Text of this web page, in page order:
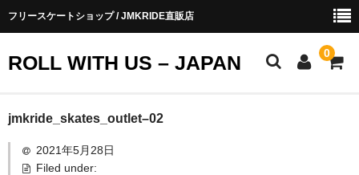
フリースケートショップ / JMKRIDE直販店
ROLL WITH US – JAPAN 0
お知らせ
ショップ会員
jmkride_skates_outlet–02
2021年5月28日
Filed under: